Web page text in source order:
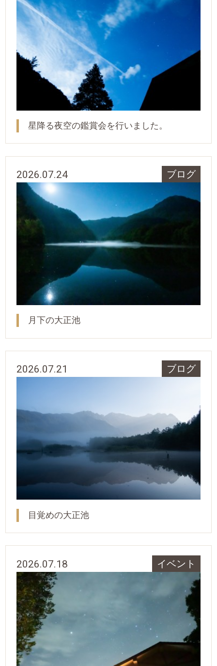
星降る夜空の鑑賞会を行いました。
2026.07.24 ブログ
月下の大正池
2026.07.21 ブログ
目覚めの大正池
2026.07.18 イベント